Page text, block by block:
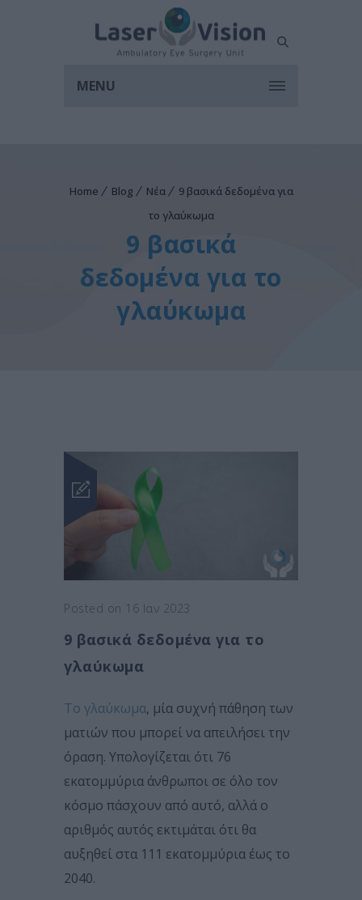
MENU
Home Blog Νέα
9 βασικά δεδομένα για
το γλαύκωμα
9 βασικά
δεδομένα για το
γλαύκωμα
Posted on 16 Ιαν 2023
9 βασικά δεδομένα για το
γλαύκωμα
Το γλαύκωμα, μία συχνή πάθηση των
ματιών που μπορεί να απειλήσει την
όραση. Υπολογίζεται ότι 76
εκατομμύρια άνθρωποι σε όλο τον
κόσμο πάσχουν από αυτό, αλλά ο
αριθμός αυτός εκτιμάται ότι θα
αυξηθεί στα 111 εκατομμύρια έως το
2040.